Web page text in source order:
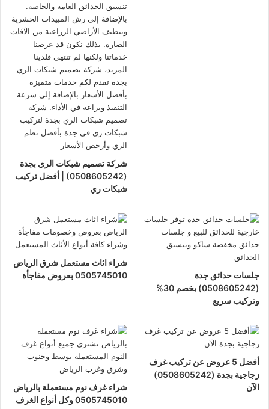
شركة تصميم شبكات الري بجدة
(0508605242) | أفضل تركيب
شبكات ري
جلسات حدائق جدة
(0508605242) بخصم 30%
وتركيب سريع
شراء اثاث مستعمل شرق الرياض
0505745010 بعروض مفاجأة
أفضل 5 عروض عن تركيب غرف
زجاجية بجدة (0508605242)
الآن
شراء غرف نوم مستعملة بالرياض
0505745010 وكل أنواع الغرف